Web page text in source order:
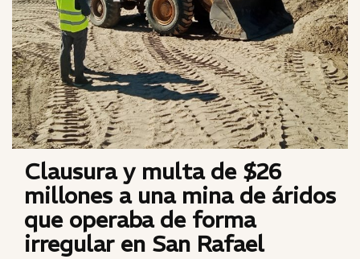
Clausura y multa de $26
millones a una mina de áridos
que operaba de forma
irregular en San Rafael